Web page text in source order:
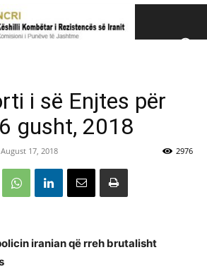
të Rezistencës së Iranit (NCRI)
i së Enjtes për
gusht, 2018
August 17, 2018 2976
iranian që rreh brutalisht